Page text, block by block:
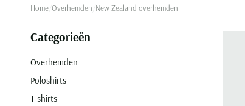
Home Overhemden New Zealand overhemden
Categorieën
Overhemden
Poloshirts
T-shirts